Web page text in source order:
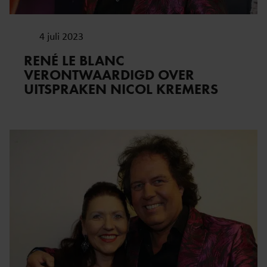
4 juli 2023
RENÉ LE BLANC
VERONTWAARDIGD OVER
UITSPRAKEN NICOL KREMERS